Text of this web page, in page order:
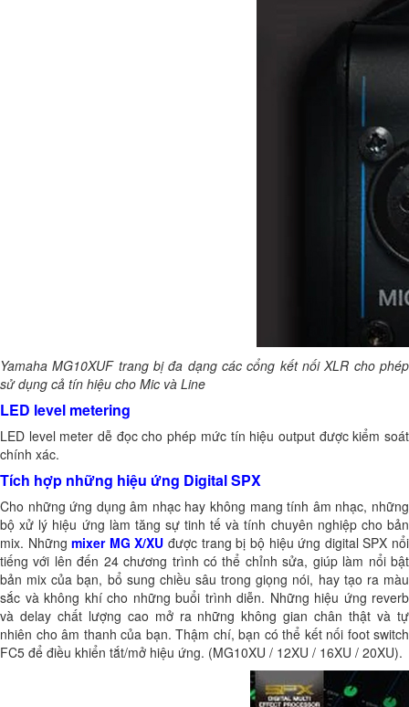
Yamaha MG10XUF trang bị đa dạng các cổng kết nối XLR cho phép
sử dụng cả tín hiệu cho Mic và Line
LED level metering
LED level meter dễ đọc cho phép mức tín hiệu output được kiểm soát
chính xác.
Tích hợp những hiệu ứng Digital SPX
Cho những ứng dụng âm nhạc hay không mang tính âm nhạc, những
bộ xử lý hiệu ứng làm tăng sự tinh tế và tính chuyên nghiệp cho bản
mix. Nhữngmixer MG X/XU được trang bị bộ hiệu ứng digital SPX nổi
tiếng với lên đến 24 chương trình có thể chỉnh sửa, giúp làm nổi bật
bản mix của bạn, bổ sung chiều sâu trong giọng nói, hay tạo ra màu
sắc và không khí cho những buổi trình diễn. Những hiệu ứng reverb
và delay chất lượng cao mở ra những không gian chân thật và tự
nhiên cho âm thanh của bạn. Thậm chí, bạn có thể kết nối foot switch
FC5 để điều khiển tắt/mở hiệu ứng. (MG10XU / 12XU / 16XU / 20XU).